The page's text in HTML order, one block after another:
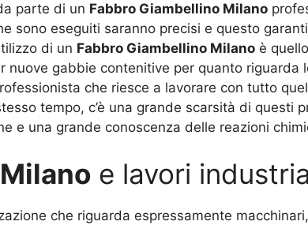
parte di un Fabbro Giambellino Milano
sono eseguiti saranno precisi e questo
di un Fabbro Giambellino Milano è
nuove gabbie contenitive per quanto
che riesce a lavorare con tutto
tempo, c’è una grande scarsità di questi
e una grande conoscenza delle reazioni
e lavori
che riguarda espressamente